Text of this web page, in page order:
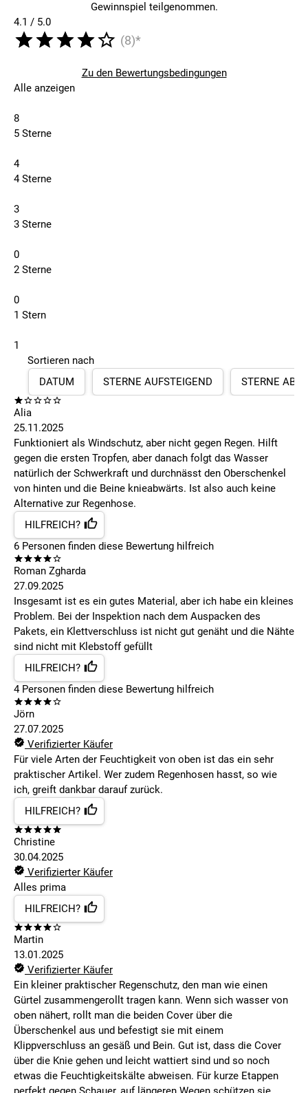
Gewinnspiel teilgenommen.
4.1 / 5.0
(8)*
Zu den Bewertungsbedingungen
Alle anzeigen
8
5 Sterne
4
4 Sterne
3
3 Sterne
0
2 Sterne
0
1 Stern
1
Sortieren nach
DATUM
STERNE AUFSTEIGEND STERNE
Alia
25.11.2025
Funktioniert als Windschutz, aber nicht gegen Regen. Hilft
gegen die ersten Tropfen, aber danach folgt das Wasser
natürlich der Schwerkraft und durchnässt den Oberschenkel
von hinten und die Beine knieabwärts. Ist also auch keine
Alternative zur Regenhose.
HILFREICH?
6 Personen finden diese Bewertung hilfreich
Roman Zgharda
27.09.2025
Insgesamt ist es ein gutes Material, aber ich habe ein kleines
Problem. Bei der Inspektion nach dem Auspacken des
Pakets, ein Klettverschluss ist nicht gut genäht und die Nähte
sind nicht mit Klebstoff gefüllt
HILFREICH?
4Personen finden diese Bewertung hilfreich
Jörn
27.07.2025
Verifizierter Käufer
Für viele Arten der Feuchtigkeit von oben ist das ein sehr
praktischer Artikel. Wer zudem Regenhosen hasst, so wie
ich, greift dankbar darauf zurück.
HILFREICH?
Christine
30.04.2025
Verifizierter Käufer
Alles prima
HILFREICH?
Martin
13.01.2025
Verifizierter Käufer
Ein kleiner praktischer Regenschutz, den man wie einen
Gürtel zusammengerollt tragen kann. Wenn sich wasser von
oben nähert, rollt man die beiden Cover über die
Überschenkel aus und befestigt sie mit einem
Klippverschluss an gesäß und Bein. Gut ist, dass die Cover
über die Knie gehen und leicht wattiert sind und so noch
etwas die Feuchtigkeitskälte abweisen. Für kurze Etappen